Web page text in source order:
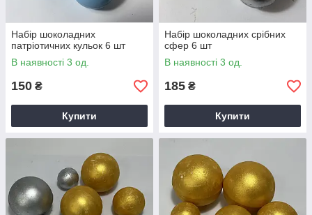
Набір шоколадних
патріотичних кульок 6 шт
В наявності 3 од.
150 ₴
Купити
Набір шоколадних срібних
сфер 6 шт
В наявності 3 од.
185 ₴
Купити